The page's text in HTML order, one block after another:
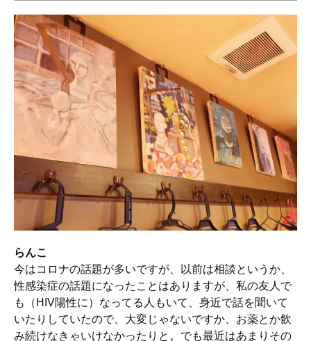
らんこ
今はコロナの話題が多いですが、以前は相談というか、
性感染症の話題になったことはありますが、私の友人で
も（HIV陽性に）なってる人もいて、身近で話を聞いて
いたりしていたので、大変じゃないですか、お薬とか飲
み続けなきゃいけなかったりと。でも最近はあまりその